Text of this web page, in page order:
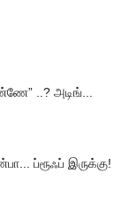
..? அடிங்...
ப்ரூஃப் இருக்கு!